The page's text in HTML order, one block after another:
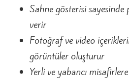
Sahne gösterisi
verir
Fotoğraf ve video
görüntüler oluşturur
Yerli ve yabancı